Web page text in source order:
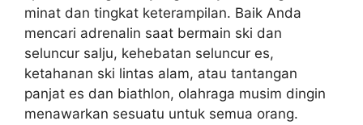
minat dan tingkat keterampilan. Baik Anda
mencari adrenalin saat bermain ski dan
seluncur salju, kehebatan seluncur es,
ketahanan ski lintas alam, atau tantangan
panjat es dan biathlon, olahraga musim dingin
menawarkan sesuatu untuk semua orang.